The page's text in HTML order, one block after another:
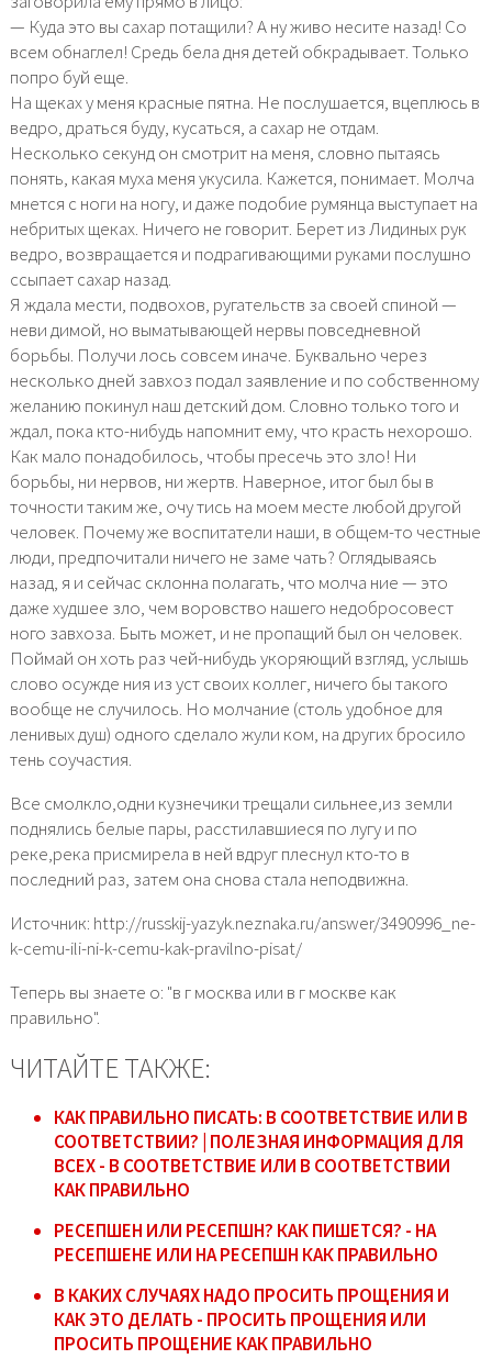
— Куда это вы сахар потащили? А ну живо несите назад! Со
всем обнаглел! Средь бела дня детей обкрадывает. Только
попро буй еще.
На щеках у меня красные пятна. Не послушается, вцеплюсь в
ведро, драться буду, кусаться, а сахар не отдам.
Несколько секунд он смотрит на меня, словно пытаясь
понять, какая муха меня укусила. Кажется, понимает. Молча
мнется с ноги на ногу, и даже подобие румянца выступает на
небритых щеках. Ничего не говорит. Берет из Лидиных рук
ведро, возвращается и подрагивающими руками послушно
ссыпает сахар назад.
Я ждала мести, подвохов, ругательств за своей спиной —
неви димой, но выматывающей нервы повседневной
борьбы. Получи лось совсем иначе. Буквально через
несколько дней завхоз подал заявление и по собственному
желанию покинул наш детский дом. Словно только того и
ждал, пока кто-нибудь напомнит ему, что красть нехорошо.
Как мало понадобилось, чтобы пресечь это зло! Ни
борьбы, ни нервов, ни жертв. Наверное, итог был бы в
точности таким же, очу тись на моем месте любой другой
человек. Почему же воспитатели наши, в общем-то честные
люди, предпочитали ничего не заме чать? Оглядываясь
назад, я и сейчас склонна полагать, что молча ние — это
даже худшее зло, чем воровство нашего недобросовест
ного завхоза. Быть может, и не пропащий был он человек.
Поймай он хоть раз чей-нибудь укоряющий взгляд, услышь
слово осужде ния из уст своих коллег, ничего бы такого
вообще не случилось. Но молчание (столь удобное для
ленивых душ) одного сделало жули ком, на других бросило
тень соучастия.
Все смолкло,одни кузнечики трещали сильнее,из земли
поднялись белые пары, расстилавшиеся по лугу и по
реке,река присмирела в ней вдруг плеснул кто-то в
последний раз, затем она снова стала неподвижна.
Источник: http://russkij-yazyk.neznaka.ru/answer/3490996_ne-
k-cemu-ili-ni-k-cemu-kak-pravilno-pisat/
Теперь вы знаете о: "в г москва или в г москве как
правильно".
ЧИТАЙТЕ ТАКЖЕ:
КАК ПРАВИЛЬНО ПИСАТЬ: В СООТВЕТСТВИЕ ИЛИ В
СООТВЕТСТВИИ? | ПОЛЕЗНАЯ ИНФОРМАЦИЯ ДЛЯ
ВСЕХ - В СООТВЕТСТВИЕ ИЛИ В СООТВЕТСТВИИ
КАК ПРАВИЛЬНО
РЕСЕПШЕН ИЛИ РЕСЕПШН? КАК ПИШЕТСЯ? - НА
РЕСЕПШЕНЕ ИЛИ НА РЕСЕПШН КАК ПРАВИЛЬНО
В КАКИХ СЛУЧАЯХ НАДО ПРОСИТЬ ПРОЩЕНИЯ И
КАК ЭТО ДЕЛАТЬ - ПРОСИТЬ ПРОЩЕНИЯ ИЛИ
ПРОСИТЬ ПРОЩЕНИЕ КАК ПРАВИЛЬНО